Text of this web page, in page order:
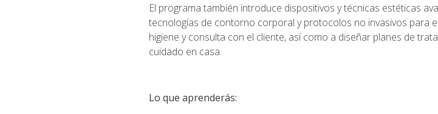
El programa también introduce dispositivos y técnicas estéticas
tecnologías de contorno corporal y protocolos no invasivos para
higiene y consulta con el cliente, así como a diseñar planes de
cuidado en casa.
Lo que aprenderás: